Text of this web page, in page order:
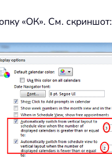
«ОК». См. скриншот: